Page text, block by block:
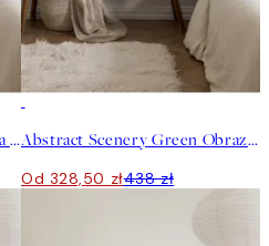
Mid Century Green Obrazy na płótnie Duo Abstract Scenery Green Obrazy na płótnie Duo
Od 328,50 zł438 zł